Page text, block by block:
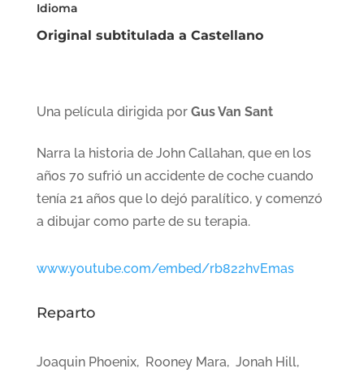
Idioma
Original subtitulada a Castellano
Una película dirigida por Gus Van Sant
Narra la historia de John Callahan, que en los
años 70 sufrió un accidente de coche cuando
tenía 21 años que lo dejó paralítico, y comenzó
a dibujar como parte de su terapia.
www.youtube.com/embed/rb822hvEmas
Reparto
Joaquin Phoenix, Rooney Mara, Jonah Hill,